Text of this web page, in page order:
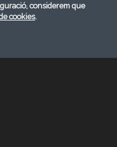
considerem que
cookies.